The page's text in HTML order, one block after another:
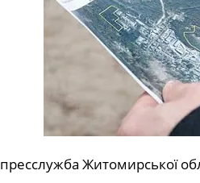
пресслужба Житомирської